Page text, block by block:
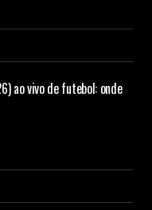
ao vivo de futebol: onde